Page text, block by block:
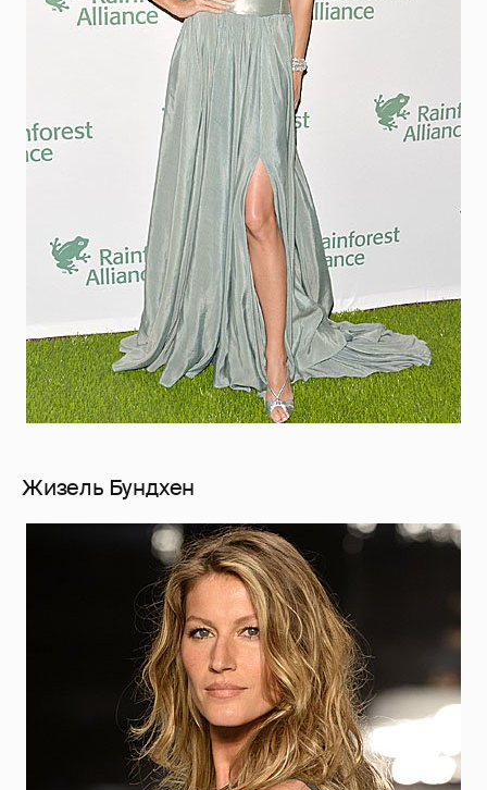
Жизель Бундхен